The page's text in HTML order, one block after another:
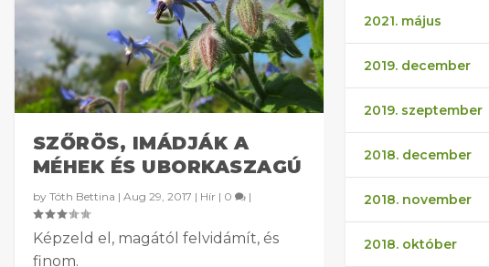
SZŐRÖS, IMÁDJÁK A
MÉHEK ÉS UBORKASZAGÚ
by Tóth Bettina | Aug 29, 2017 | Hír| 0 |
Képzeld el, magától felvidámít, és
finom.
2021. május
2019. december
2019. szeptember
2018. december
2018. november
2018. október